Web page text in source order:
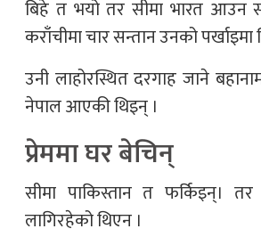
बिहे त भयो तर सीमा भारत आउन
कराँचीमा चार सन्तान उनको पर्खाइमा
उनी लाहोरस्थित दरगाह जाने
नेपाल आएकी थिइन् ।
प्रेममा घर बेचिन्
सीमा पाकिस्तान त फर्किइन्।
लागिरहेको थिएन ।